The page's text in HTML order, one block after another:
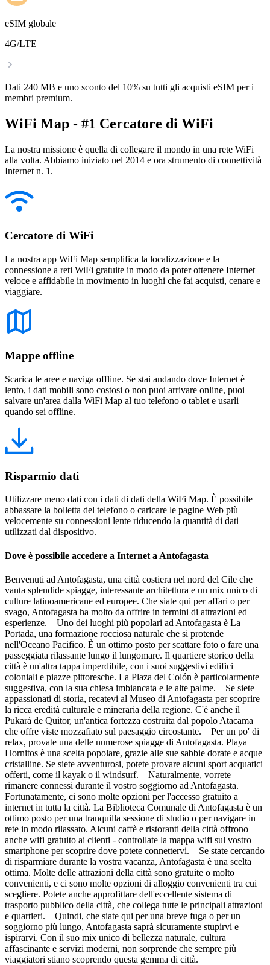
eSIM globale
4G/LTE
Dati 240 MB e uno sconto del 10% su tutti gli acquisti eSIM per i
membri premium.
WiFi Map - #1 Cercatore di WiFi
La nostra missione è quella di collegare il mondo in una rete WiFi
alla volta. Abbiamo iniziato nel 2014 e ora strumento di connettività
Internet n. 1.
Cercatore di WiFi
La nostra app WiFi Map semplifica la localizzazione e la
connessione a reti WiFi gratuite in modo da poter ottenere Internet
veloce e affidabile in movimento in luoghi che fai acquisti, cenare e
viaggiare.
Mappe offline
Scarica le aree e naviga offline. Se stai andando dove Internet è
lento, i dati mobili sono costosi o non puoi arrivare online, puoi
salvare un'area dalla WiFi Map al tuo telefono o tablet e usarli
quando sei offline.
Risparmio dati
Utilizzare meno dati con i dati di dati della WiFi Map. È possibile
abbassare la bolletta del telefono o caricare le pagine Web più
velocemente su connessioni lente riducendo la quantità di dati
utilizzati dal dispositivo.
Dove è possibile accedere a Internet a Antofagasta
Benvenuti ad Antofagasta, una città costiera nel nord del Cile che
vanta splendide spiagge, interessante architettura e un mix unico di
culture latinoamericane ed europee. Che siate qui per affari o per
svago, Antofagasta ha molto da offrire in termini di attrazioni ed
esperienze. Uno dei luoghi più popolari ad Antofagasta è La
Portada, una formazione rocciosa naturale che si protende
nell'Oceano Pacifico. È un ottimo posto per scattare foto o fare una
passeggiata rilassante lungo il lungomare. Il quartiere storico della
città è un'altra tappa imperdibile, con i suoi suggestivi edifici
coloniali e piazze pittoresche. La Plaza del Colón è particolarmente
suggestiva, con la sua chiesa imbiancata e le alte palme. Se siete
appassionati di storia, recatevi al Museo di Antofagasta per scoprire
la ricca eredità culturale e mineraria della regione. C'è anche il
Pukará de Quitor, un'antica fortezza costruita dal popolo Atacama
che offre viste mozzafiato sul paesaggio circostante. Per un po' di
relax, provate una delle numerose spiagge di Antofagasta. Playa
Hornitos è una scelta popolare, grazie alle sue sabbie dorate e acque
cristalline. Se siete avventurosi, potete provare alcuni sport acquatici
offerti, come il kayak o il windsurf. Naturalmente, vorrete
rimanere connessi durante il vostro soggiorno ad Antofagasta.
Fortunatamente, ci sono molte opzioni per l'accesso gratuito a
internet in tutta la città. La Biblioteca Comunale di Antofagasta è un
ottimo posto per una tranquilla sessione di studio o per navigare in
rete in modo rilassato. Alcuni caffè e ristoranti della città offrono
anche wifi gratuito ai clienti - controllate la mappa wifi sul vostro
smartphone per scoprire dove potete connettervi. Se state cercando
di risparmiare durante la vostra vacanza, Antofagasta è una scelta
ottima. Molte delle attrazioni della città sono gratuite o molto
convenienti, e ci sono molte opzioni di alloggio convenienti tra cui
scegliere. Potete anche approfittare dell'eccellente sistema di
trasporto pubblico della città, che collega tutte le principali attrazioni
e quartieri. Quindi, che siate qui per una breve fuga o per un
soggiorno più lungo, Antofagasta saprà sicuramente stupirvi e
ispirarvi. Con il suo mix unico di bellezza naturale, cultura
affascinante e servizi moderni, non sorprende che sempre più
viaggiatori stiano scoprendo questa gemma di città.